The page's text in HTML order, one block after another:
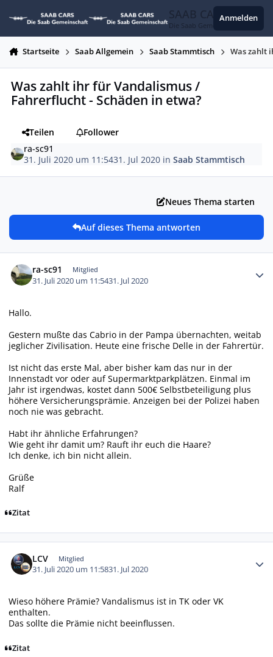
SAAB CARS
Die Saab Gemeinschaft
Anmelden
Startseite Saab Allgemein Saab Stammtisch Was zahlt
Was zahlt ihr für Vandalismus /
Fahrerflucht - Schäden in etwa?
Teilen
Follower
ra-sc91
31. Juli 2020 um 11:5431. Jul 2020 inSaab Stammtisch
Neues Thema starten
Auf dieses Thema antworten
ra-sc91 Mitglied
31. Juli 2020 um 11:5431. Jul 2020
Hallo.
Gestern mußte das Cabrio in der Pampa übernachten, weitab
jeglicher Zivilisation. Heute eine frische Delle in der Fahrertür.
Ist nicht das erste Mal, aber bisher kam das nur in der
Innenstadt vor oder auf Supermarktparkplätzen. Einmal im
Jahr ist irgendwas, kostet dann 500€ Selbstbeteiligung plus
höhere Versicherungsprämie. Anzeigen bei der Polizei haben
noch nie was gebracht.
Habt ihr ähnliche Erfahrungen?
Wie geht ihr damit um? Rauft ihr euch die Haare?
Ich denke, ich bin nicht allein.
Grüße
Ralf
Zitat
LCV Mitglied
31. Juli 2020 um 11:5831. Jul 2020
Wieso höhere Prämie? Vandalismus ist in TK oder VK
enthalten.
Das sollte die Prämie nicht beeinflussen.
Zitat